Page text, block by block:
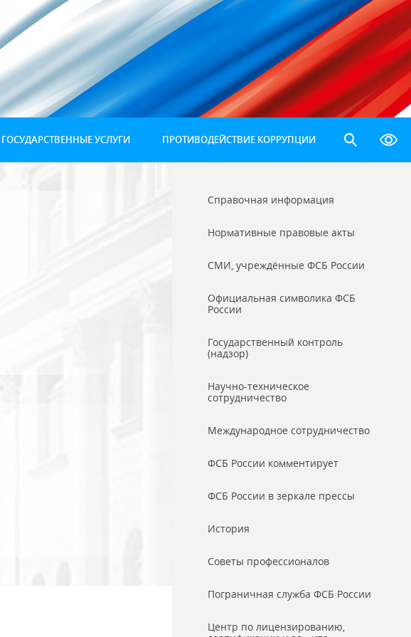
ГОСУДАРСТВЕННЫЕ УСЛУГИ ПРОТИВОДЕЙСТВИЕ КОРРУПЦИИ
Справочная информация
Нормативные правовые акты
СМИ, учреждённые ФСБ России
Официальная символика ФСБ
России
Государственный контроль
(надзор)
Научно-техническое
сотрудничество
Международное сотрудничество
ФСБ России комментирует
ФСБ России в зеркале прессы
История
Советы профессионалов
Пограничная служба ФСБ России
Центр по лицензированию,